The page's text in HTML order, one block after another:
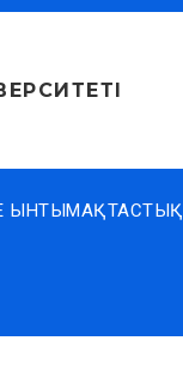
ЫНТЫМАҚТАСТЫҚ